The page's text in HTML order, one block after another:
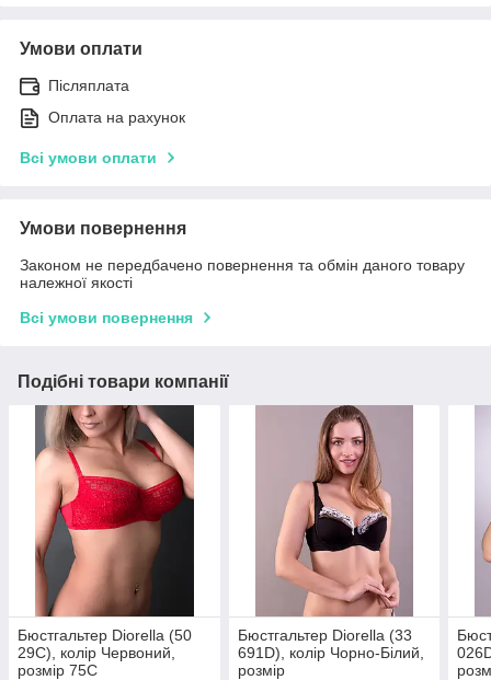
Умови оплати
Післяплата
Оплата на рахунок
Всі умови оплати
Умови повернення
Законом не передбачено повернення та обмін даного товару
належної якості
Всі умови повернення
Подібні товари компанії
Бюстгальтер Diorella (50
29C), колір Червоний,
розмір 75C
Бюстгальтер Diorella (33
691D), колір Чорно-Білий,
розмір